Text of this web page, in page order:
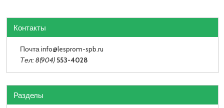
Контакты
Почта info@lesprom-spb.ru
Тел: 8(904) 553-4028
Разделы